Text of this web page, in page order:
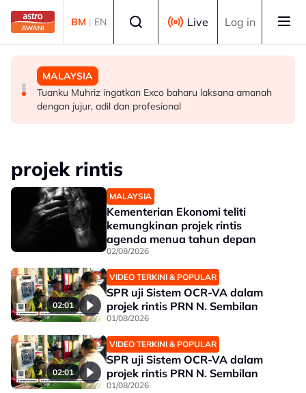
Skip to main content
BM | EN Live Log in
POLITIK
PRU16: Kedudukan PH dijangka mengukuh, jajaran BN-
PN pula berliku - Penganalisis
DUNIA
Lapangan Terbang Soekarno-Hatta rekod lebih 300 kes
dadah tahun ini
MALAYSIA
Tuanku Muhriz ingatkan Exco baharu laksana amanah
dengan jujur, adil dan profesional
projek rintis
MALAYSIA
Kementerian Ekonomi teliti
kemungkinan projek rintis
agenda menua tahun depan
02/08/2026
02:01
VIDEO TERKINI & POPULAR
SPR uji Sistem OCR-VA dalam
projek rintis PRN N. Sembilan
01/08/2026
02:01
VIDEO TERKINI & POPULAR
SPR uji Sistem OCR-VA dalam
projek rintis PRN N. Sembilan
01/08/2026